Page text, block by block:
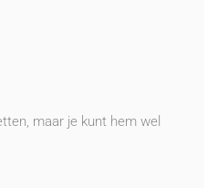
maar je kunt hem wel